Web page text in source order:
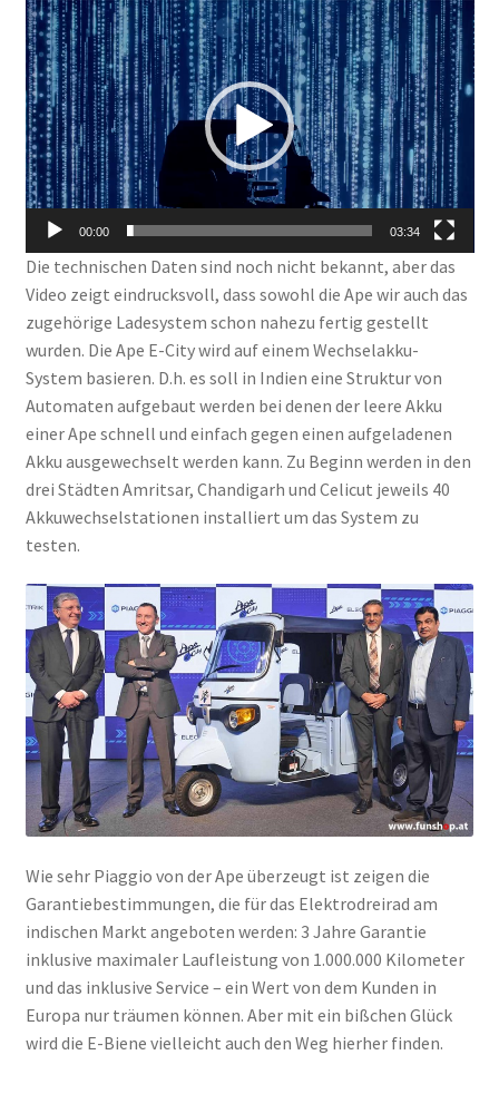
Video-
Player
00:00 03:34
Die technischen Daten sind noch nicht bekannt, aber das
Video zeigt eindrucksvoll, dass sowohl die Ape wir auch das
zugehörige Ladesystem schon nahezu fertig gestellt
wurden. Die Ape E-City wird auf einem Wechselakku-
System basieren. D.h. es soll in Indien eine Struktur von
Automaten aufgebaut werden bei denen der leere Akku
einer Ape schnell und einfach gegen einen aufgeladenen
Akku ausgewechselt werden kann. Zu Beginn werden in den
drei Städten Amritsar, Chandigarh und Celicut jeweils 40
Akkuwechselstationen installiert um das System zu
testen.
Wie sehr Piaggio von der Ape überzeugt ist zeigen die
Garantiebestimmungen, die für das Elektrodreirad am
indischen Markt angeboten werden: 3 Jahre Garantie
inklusive maximaler Laufleistung von 1.000.000 Kilometer
und das inklusive Service – ein Wert von dem Kunden in
Europa nur träumen können. Aber mit ein bißchen Glück
wird die E-Biene vielleicht auch den Weg hierher finden.